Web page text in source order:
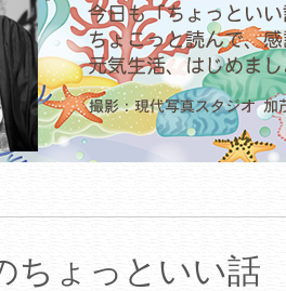
ちょっといい話